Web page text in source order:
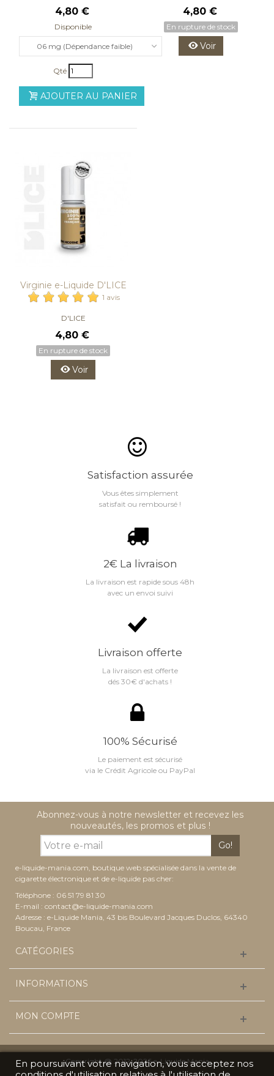
4,80 €
Disponible
06 mg (Dépendance faible)
Qté
AJOUTER AU PANIER
4,80 €
En rupture de stock
Voir
Virginie e-Liquide D'LICE
1 avis
D'LICE
4,80 €
En rupture de stock
Voir
Satisfaction assurée
Vous êtes simplement
satisfait ou remboursé !
2€ La livraison
La livraison est rapide sous 48h
avec un envoi suivi
Livraison offerte
La livraison est offerte
dés 30€ d'achats !
100% Sécurisé
Le paiement est sécurisé
via le Crédit Agricole ou PayPal
Abonnez-vous à notre newsletter et recevez les
nouveautés, les promos et plus !
Go!
e-liquide-mania.com, boutique web spécialisée dans la vente de
cigarette électronique et de e-liquide pas cher:
Téléphone : 06 51 79 81 30
E-mail : contact@e-liquide-mania.com
Adresse : e-Liquide Mania, 43 bis Boulevard Jacques Duclos, 64340
Boucau, France
CATÉGORIES
INFORMATIONS
MON COMPTE
En poursuivant votre navigation, vous acceptez nos
Copyright @ 2012-2026 e-Liquide Mania